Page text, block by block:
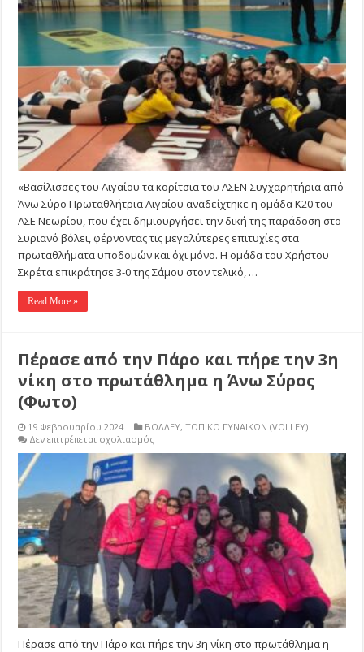
του
Αιγαίου
κορίτσια
του
ΑΣΕΝ-
Συγχαρητήρια
από
Άνω
Σύρο
«Βασίλισσες του Αιγαίου τα κορίτσια του ΑΣΕΝ-Συγχαρητήρια από
Άνω Σύρο Πρωταθλήτρια Αιγαίου αναδείχτηκε η ομάδα Κ20 του
ΑΣΕ Νεωρίου, που έχει δημιουργήσει την δική της παράδοση στο
Συριανό βόλεϊ, φέρνοντας τις μεγαλύτερες επιτυχίες στα
πρωταθλήματα υποδομών και όχι μόνο. Η ομάδα του Χρήστου
Σκρέτα επικράτησε 3-0 της Σάμου στον τελικό, …
Read More »
Πέρασε από την Πάρο και πήρε την 3η
νίκη στο πρωτάθλημα η Άνω Σύρος
(Φωτο)
19 Φεβρουαρίου 2024 ΒΟΛΛΕΥ,ΤΟΠΙΚΟ ΓΥΝΑΙΚΩΝ (VOLLEY)
Δεν επιτρέπεται σχολιασμόςστο
Πέρασε
από
Πάρο
και
πήρε
την
3η
νίκη
στο
πρωτάθλημα
Άνω
Σύρος
(Φωτο)
Πέρασε από την Πάρο και πήρε την 3η νίκη στο πρωτάθλημα η